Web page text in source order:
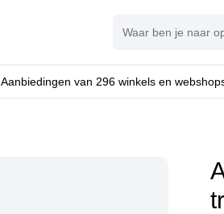
Aanbiedingen van 296 winkels en